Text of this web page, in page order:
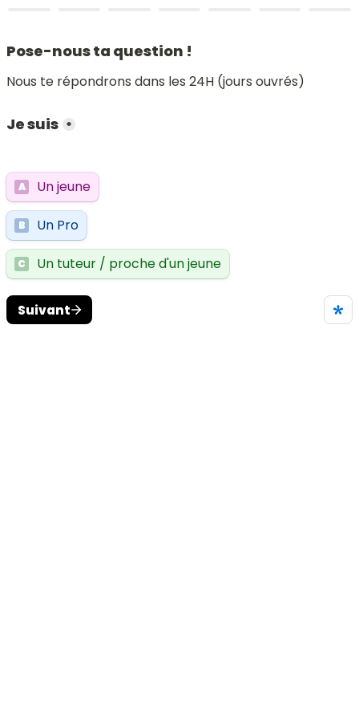
Pose-nous ta question !
Nous te répondrons dans les 24H (jours ouvrés)
Je suis *
A Un jeune
B Un Pro
C Un tuteur / proche d'un jeune
Suivant